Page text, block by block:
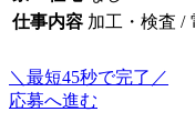
仕事内容 加工・検査 /
＼最短45秒で完了／
応募へ進む